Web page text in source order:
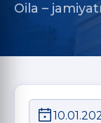
Oila –